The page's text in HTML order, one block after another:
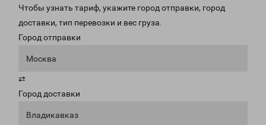
Чтобы узнать тариф, укажите город отправки, город
доставки, тип перевозки и вес груза.
Город отправки
Москва
⇄
Город доставки
Владикавказ